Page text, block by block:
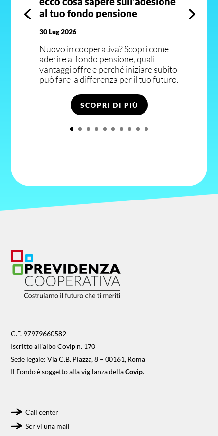
al tuo fondo pensione
30 Lug 2026
Nuovo in cooperativa? Scopri come
aderire al fondo pensione, quali
vantaggi offre e perché iniziare subito
può fare la differenza per il tuo futuro.
SCOPRI DI PIÙ
C.F. 97979660582
Iscritto all’albo Covip n. 170
Sede legale: Via C.B. Piazza, 8 – 00161, Roma
Il Fondo è soggetto alla vigilanza dellaCovip.
Call center
Scrivi una mail